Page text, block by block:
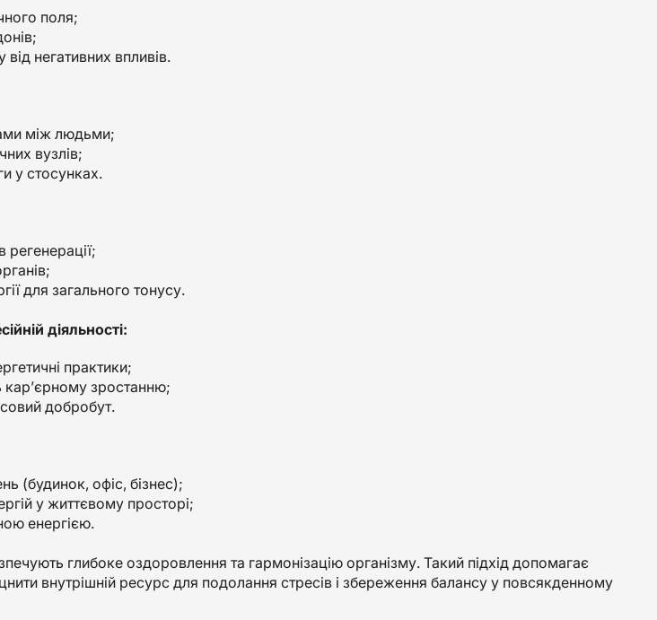
поля;
негативних впливів.
між людьми;
вузлів;
у стосунках.
для загального тонусу.
діяльності:
практики;
зростанню;
добробут.
(будинок, офіс, бізнес);
у життєвому просторі;
енергією.
глибоке оздоровлення та гармонізацію організму. Такий підхід допомагає
внутрішній ресурс для подолання стресів і збереження балансу у повсякденному